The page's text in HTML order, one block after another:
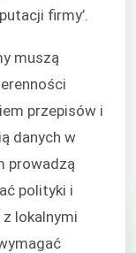
firmy’.
muszą
przepisów i
danych w
prowadzą
polityki i
lokalnymi